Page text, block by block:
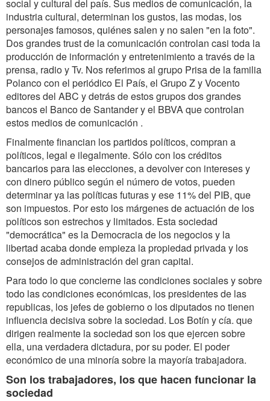
social y cultural del país. Sus medios de comunicación, la
industria cultural, determinan los gustos, las modas, los
personajes famosos, quiénes salen y no salen "en la foto".
Dos grandes trust de la comunicación controlan casi toda la
producción de información y entretenimiento a través de la
prensa, radio y Tv. Nos referimos al grupo Prisa de la familia
Polanco con el periódico El País, el Grupo Z y Vocento
editores del ABC y detrás de estos grupos dos grandes
bancos el Banco de Santander y el BBVA que controlan
estos medios de comunicación .
Finalmente financian los partidos políticos, compran a
políticos, legal e ilegalmente. Sólo con los créditos
bancarios para las elecciones, a devolver con intereses y
con dinero público según el número de votos, pueden
determinar ya las políticas futuras y ese 11% del PIB, que
son impuestos. Por esto los márgenes de actuación de los
políticos son estrechos y limitados. Esta sociedad
"democrática" es la Democracia de los negocios y la
libertad acaba donde empieza la propiedad privada y los
consejos de administración del gran capital.
Para todo lo que concierne las condiciones sociales y sobre
todo las condiciones económicas, los presidentes de las
republicas, los jefes de gobierno o los diputados no tienen
influencia decisiva sobre la sociedad. Los Botín y cía. que
dirigen realmente la sociedad son los que ejercen sobre
ella, una verdadera dictadura, por su poder. El poder
económico de una minoría sobre la mayoría trabajadora.
Son los trabajadores, los que hacen funcionar la
sociedad